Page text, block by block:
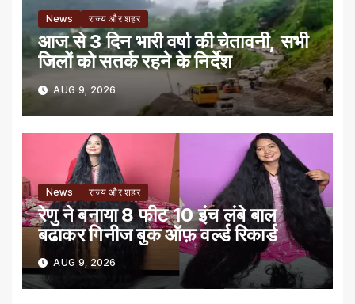
News राज्य और शहर
आज से 3 दिन भारी वर्षा की चेतावनी, सभी
जिलों को सतर्क रहने के निर्देश
AUG 9, 2026
News राज्य और शहर
रेणु ने बनाया 8 फीट 10 इंच लंबे बाल
बढाकर गिनीज बुक ऑफ़ वर्ल्ड रिकार्ड
AUG 9, 2026